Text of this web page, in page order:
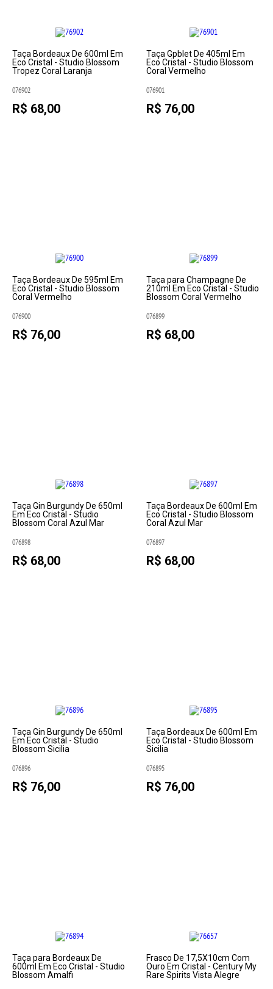
Taça Bordeaux De 600ml Em
Eco Cristal - Studio Blossom
Tropez Coral Laranja
076902
R$ 68,00
Taça Gpblet De 405ml Em
Eco Cristal - Studio Blossom
Coral Vermelho
076901
R$ 76,00
Taça Bordeaux De 595ml Em
Eco Cristal - Studio Blossom
Coral Vermelho
076900
R$ 76,00
Taça para Champagne De
210ml Em Eco Cristal - Studio
Blossom Coral Vermelho
076899
R$ 68,00
Taça Gin Burgundy De 650ml
Em Eco Cristal - Studio
Blossom Coral Azul Mar
076898
R$ 68,00
Taça Bordeaux De 600ml Em
Eco Cristal - Studio Blossom
Coral Azul Mar
076897
R$ 68,00
Taça Gin Burgundy De 650ml
Em Eco Cristal - Studio
Blossom Sicilia
076896
R$ 76,00
Taça Bordeaux De 600ml Em
Eco Cristal - Studio Blossom
Sicilia
076895
R$ 76,00
Taça para Bordeaux De
600ml Em Eco Cristal - Studio
Blossom Amalfi
Frasco De 17,5X10cm Com
Ouro Em Cristal - Century My
Rare Spirits Vista Alegre